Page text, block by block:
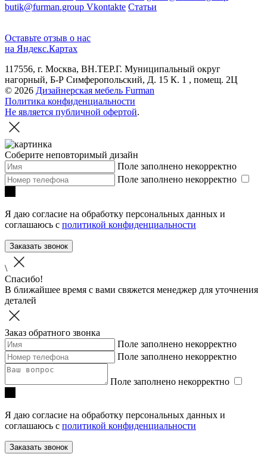
butik@furman.group Vkontakte Статьи
Оставьте отзыв о нас
на Яндекс.Картах
117556, г. Москва, ВН.ТЕР.Г. Муниципальный округ
нагорный, Б-Р Симферопольский, Д. 15 К. 1 , помещ. 2Ц
© 2026 Дизайнерская мебель Furman
Политика конфиденциальности
Не является публичной офертой.
Соберите неповторимый дизайн
Поле заполнено некорректно
Поле заполнено некорректно
Я даю согласие на обработку персональных данных и
соглашаюсь с политикой конфиденциальности
Заказать звонок
\
Спасибо!
В ближайшее время с вами свяжется менеджер для уточнения
деталей
Заказ обратного звонка
Поле заполнено некорректно
Поле заполнено некорректно
Поле заполнено некорректно
Я даю согласие на обработку персональных данных и
соглашаюсь с политикой конфиденциальности
Заказать звонок